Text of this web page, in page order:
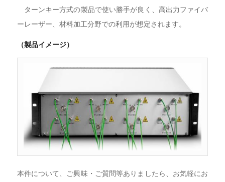
ターンキー方式の製品で使い勝手が良く、高出力ファイバ
ーレーザー、材料加工分野での利用が想定されます。
（製品イメージ）
本件について、ご興味・ご質問等ありましたら、お気軽にお